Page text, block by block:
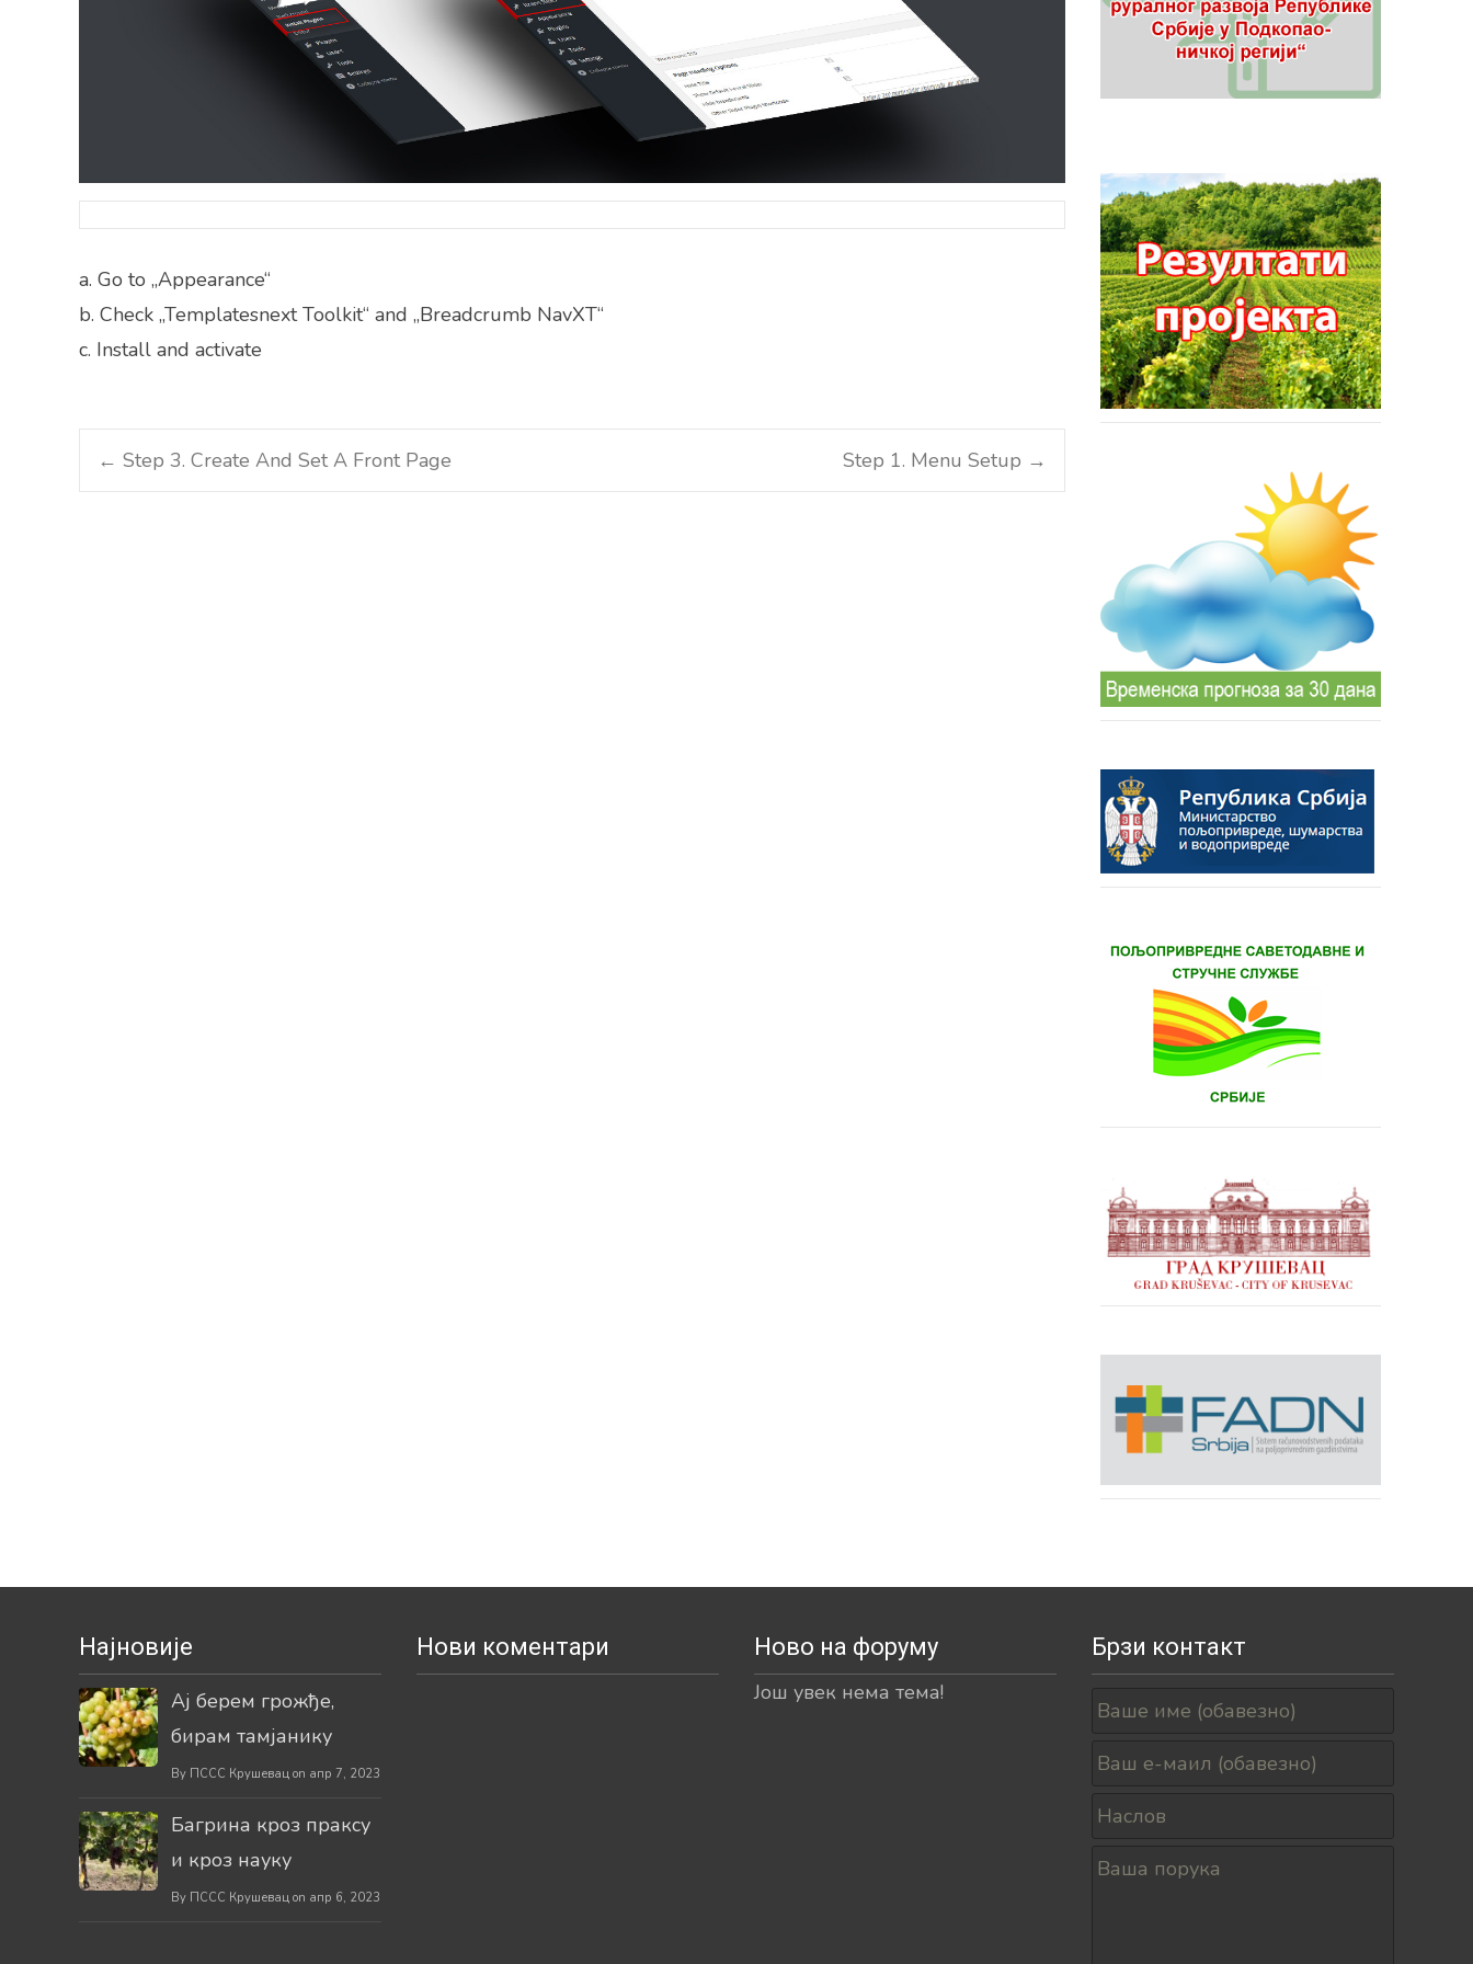
a. Go to „Appearance“
b. Check „Templatesnext Toolkit“ and „Breadcrumb NavXT“
c. Install and activate
Post
← Step 3. Create And Set A Front Page Step 1. Menu Setup →
Најновије
Ај берем грожђе,
бирам тамјанику
By ПССС Крушевац on апр 7, 2023
Багрина кроз праксу
и кроз науку
By ПССС Крушевац on апр 6, 2023
Нови коментари Ново на форуму
Још увек нема тема!
Брзи контакт